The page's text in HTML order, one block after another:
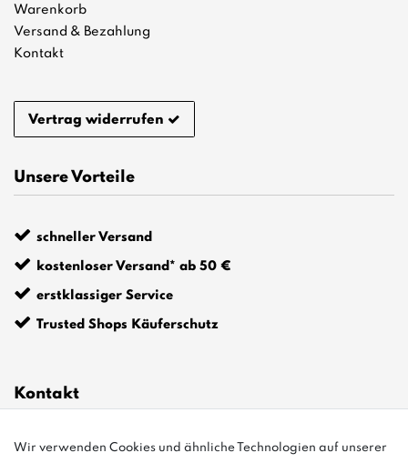
Warenkorb
Versand & Bezahlung
Kontakt
Vertrag widerrufen
Unsere Vorteile
schneller Versand
kostenloser Versand* ab 50 €
erstklassiger Service
Trusted Shops Käuferschutz
Kontakt
info@bonvenon.de
Wir verwenden Cookies und ähnliche Technologien auf unserer